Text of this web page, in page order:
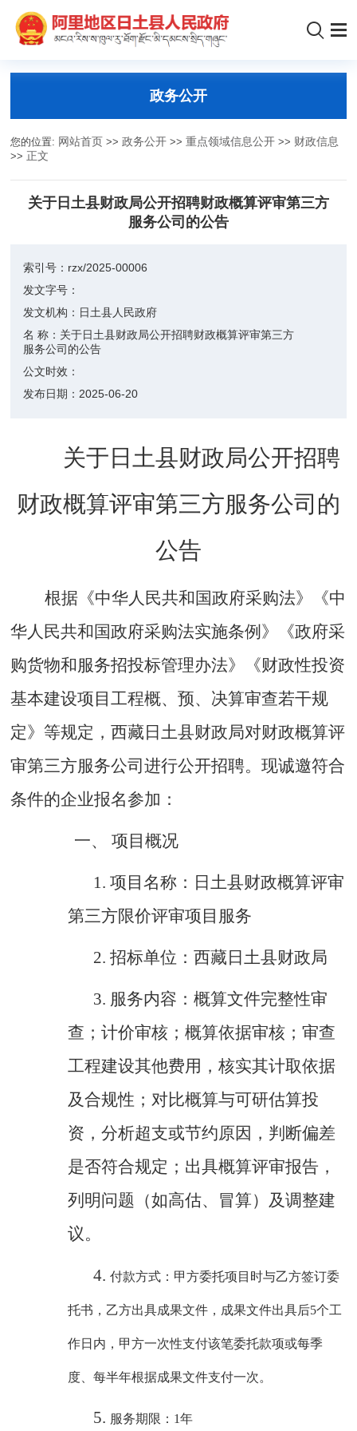
政务公开
您的位置: 网站首页 >>政务公开 >>重点领域信息公开 >> 财政信息
>> 正文
关于日土县财政局公开招聘财政概算评审第三方
服务公司的公告
索引号： rzx/2025-00006
发文字号：
发文机构： 日土县人民政府
名 称： 关于日土县财政局公开招聘财政概算评审第三方
服务公司的公告
公文时效：
发布日期： 2025-06-20
关于日土县财政局公开招聘
财政概算评审第三方服务公司的
公告
根据《中华人民共和国政府采购法》《中
华人民共和国政府采购法实施条例》《政府采
购货物和服务招投标管理办法》《财政性投资
基本建设项目工程概、预、决算审查若干规
定》等规定，西藏日土县财政局对财政概算评
审第三方服务公司进行公开招聘。现诚邀符合
条件的企业报名参加：
一、项目概况
1.项目名称：日土县财政概算评审
第三方限价评审项目服务
2.招标单位：西藏日土县财政局
3. 服务内容：概算文件完整性审
查；计价审核；概算依据审核；审查
工程建设其他费用，核实其计取依据
及合规性；对比概算与可研估算投
资，分析超支或节约原因，判断偏差
是否符合规定；出具概算评审报告，
列明问题（如高估、冒算）及调整建
议。
4.付款方式：甲方委托项目时与乙方签订委
托书，乙方出具成果文件，成果文件出具后5个工
作日内，甲方一次性支付该笔委托款项或每季
度、每半年根据成果文件支付一次。
5. 服务期限： 1年